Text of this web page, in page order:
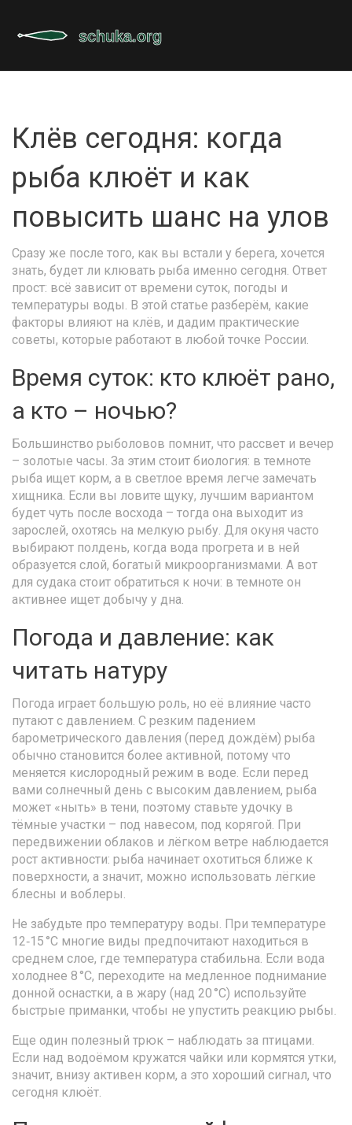
Клёв сегодня: когда
рыба клюёт и как
повысить шанс на улов
Сразу же после того, как вы встали у берега, хочется
знать, будет ли клювать рыба именно сегодня. Ответ
прост: всё зависит от времени суток, погоды и
температуры воды. В этой статье разберём, какие
факторы влияют на клёв, и дадим практические
советы, которые работают в любой точке России.
Время суток: кто клюёт рано,
а кто – ночью?
Большинство рыболовов помнит, что рассвет и вечер
– золотые часы. За этим стоит биология: в темноте
рыба ищет корм, а в светлое время легче замечать
хищника. Если вы ловите щуку, лучшим вариантом
будет чуть после восхода – тогда она выходит из
зарослей, охотясь на мелкую рыбу. Для окуня часто
выбирают полдень, когда вода прогрета и в ней
образуется слой, богатый микроорганизмами. А вот
для судака стоит обратиться к ночи: в темноте он
активнее ищет добычу у дна.
Погода и давление: как
читать натуру
Погода играет большую роль, но её влияние часто
путают с давлением. С резким падением
барометрического давления (перед дождём) рыба
обычно становится более активной, потому что
меняется кислородный режим в воде. Если перед
вами солнечный день с высоким давлением, рыба
может «ныть» в тени, поэтому ставьте удочку в
тёмные участки – под навесом, под корягой. При
передвижении облаков и лёгком ветре наблюдается
рост активности: рыба начинает охотиться ближе к
поверхности, а значит, можно использовать лёгкие
блесны и воблеры.
Не забудьте про температуру воды. При температуре
12‑15 °C многие виды предпочитают находиться в
среднем слое, где температура стабильна. Если вода
холоднее 8 °C, переходите на медленное поднимание
донной оснастки, а в жару (над 20 °C) используйте
быстрые приманки, чтобы не упустить реакцию рыбы.
Еще один полезный трюк – наблюдать за птицами.
Если над водоёмом кружатся чайки или кормятся утки,
значит, внизу активен корм, а это хороший сигнал, что
сегодня клюёт.